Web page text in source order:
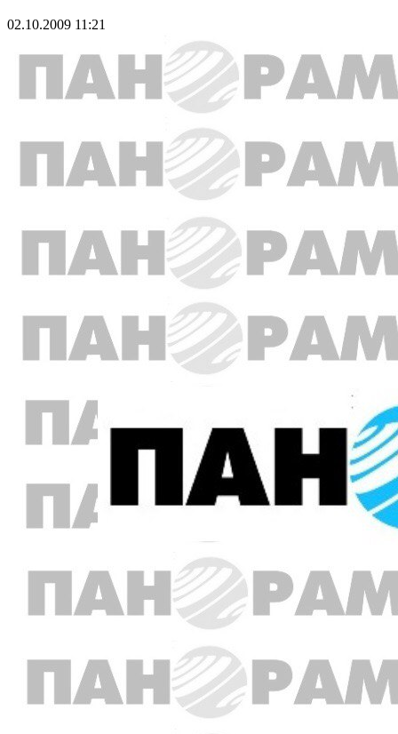
02.10.2009 11:21